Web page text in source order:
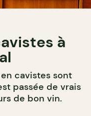
à
cavistes sont
passée de vrais
de bon vin.